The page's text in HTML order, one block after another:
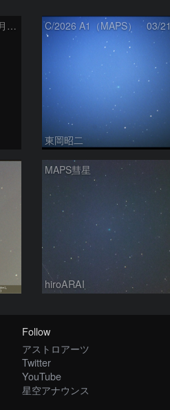
マップ彗星(C/2026A1) 3月‎11日Seestar50 C/2026 A1（MAPS） 03/21
東岡昭二
MAPS彗星
hiroARAI
Follow
アストロアーツ
Twitter
YouTube
星空アナウンス